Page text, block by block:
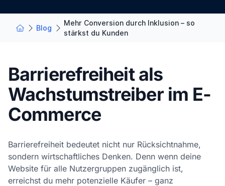
Blog
Mehr Conversion durch Inklusion – so
stärkst du Kunden
Barrierefreiheit als
Wachstumstreiber im E-
Commerce
Barrierefreiheit bedeutet nicht nur Rücksichtnahme,
sondern wirtschaftliches Denken. Denn wenn deine
Website für alle Nutzergruppen zugänglich ist,
erreichst du mehr potenzielle Käufer – ganz